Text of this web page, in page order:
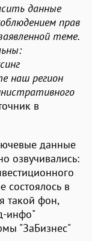
данные
прав
теме.
наш регион
в
данные
озвучивались:
состоялось в
такой фон,
инфо"
"ЗаБизнес"